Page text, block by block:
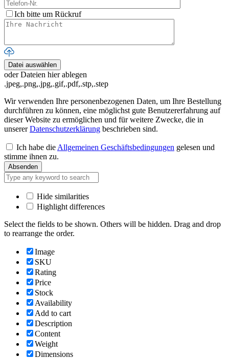
Ich bitte um Rückruf
Datei auswählen
oder Dateien hier ablegen
.jpeg,.png,.jpg,.gif,.pdf,.stp,.step
Wir verwenden Ihre personenbezogenen Daten, um Ihre Bestellung
durchführen zu können, eine möglichst gute Benutzererfahrung auf
dieser Website zu ermöglichen und für weitere Zwecke, die in
unsererDatenschutzerklärung beschrieben sind.
Ich habe die Allgemeinen Geschäftsbedingungen gelesen und
stimme ihnen zu.
Hide similarities
Highlight differences
Select the fields to be shown. Others will be hidden. Drag and drop
to rearrange the order.
Image
SKU
Rating
Price
Stock
Availability
Add to cart
Description
Content
Weight
Dimensions